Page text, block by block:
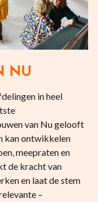
NU
in heel
van Nu gelooft
kan ontwikkelen
meepraten en
de kracht van
en laat de stem
–